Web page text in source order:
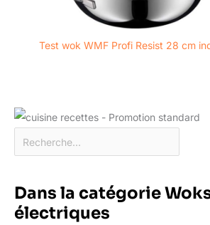
Test wok WMF Profi Resist 28 cm
Dans la catégorie
électriques